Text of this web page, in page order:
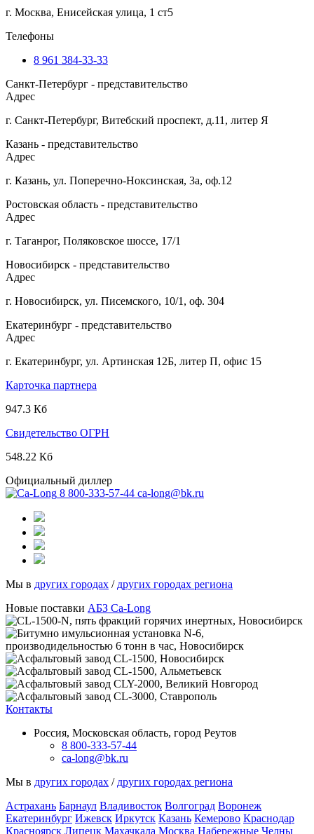
г. Москва, Енисейская улица, 1 ст5
Телефоны
8 961 384-33-33
Санкт-Петербург - представительство
Адрес
г. Санкт-Петербург, Витебский проспект, д.11, литер Я
Казань - представительство
Адрес
г. Казань, ул. Поперечно-Ноксинская, 3а, оф.12
Ростовская область - представительство
Адрес
г. Таганрог, Поляковское шоссе, 17/1
Новосибирск - представительство
Адрес
г. Новосибирск, ул. Писемского, 10/1, оф. 304
Екатеринбург - представительство
Адрес
г. Екатеринбург, ул. Артинская 12Б, литер П, офис 15
Карточка партнера
947.3 Кб
Свидетельство ОГРН
548.22 Кб
Официальный диллер
8 800-333-57-44 ca-long@bk.ru
Мы в других городах /других городах региона
Новые поставки АБЗ Ca-Long
Контакты
Россия, Московская область, город Реутов
8 800-333-57-44
ca-long@bk.ru
Мы в других городах /других городах региона
Астрахань Барнаул Владивосток Волгоград Воронеж
Екатеринбург Ижевск Иркутск Казань Кемерово Краснодар
Красноярск Липецк Махачкала Москва Набережные Челны